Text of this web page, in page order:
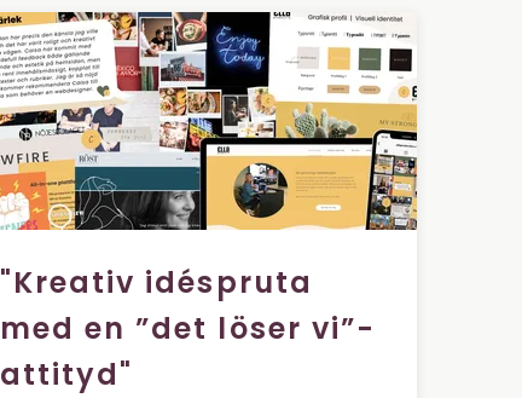
"Kreativ idéspruta
med en ”det löser vi”-
attityd"